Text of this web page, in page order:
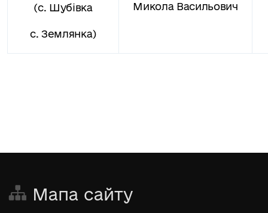
(с. Шубівка
с. Землянка)
Микола Васильович
Мапа сайту